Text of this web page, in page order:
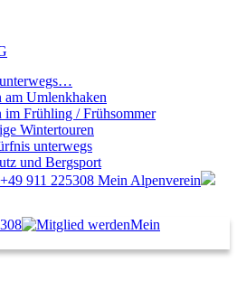
am Umlenkhaken
im Frühling / Frühsommer
Wintertouren
unterwegs
und Bergsport
+49 911 225308 Mein Alpenverein
Mein